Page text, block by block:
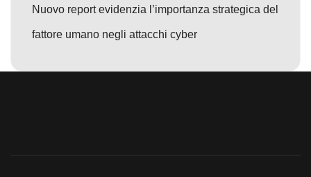
Nuovo report evidenzia l’importanza strategica del
fattore umano negli attacchi cyber